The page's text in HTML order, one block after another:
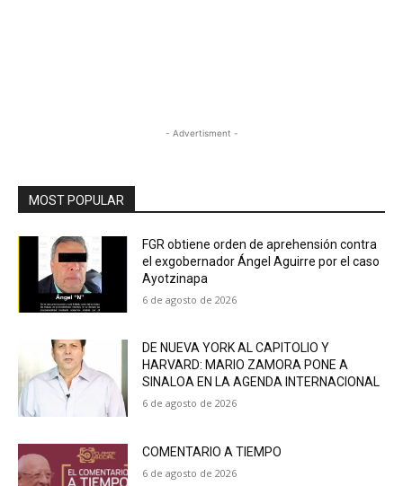
- Advertisment -
MOST POPULAR
FGR obtiene orden de aprehensión contra
el exgobernador Ángel Aguirre por el caso
Ayotzinapa
6 de agosto de 2026
DE NUEVA YORK AL CAPITOLIO Y
HARVARD: MARIO ZAMORA PONE A
SINALOA EN LA AGENDA INTERNACIONAL
6 de agosto de 2026
COMENTARIO A TIEMPO
6 de agosto de 2026